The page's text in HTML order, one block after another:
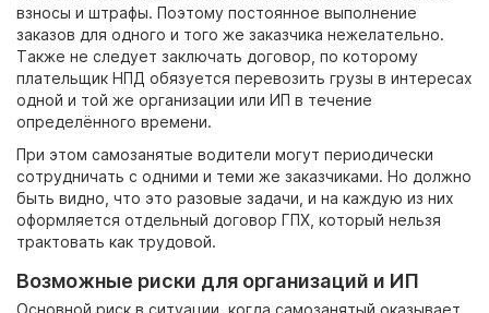
взносы и штрафы. Поэтому постоянное выполнение
заказов для одного и того же заказчика нежелательно.
Также не следует заключать договор, по которому
плательщик НПД обязуется перевозить грузы в интересах
одной и той же организации или ИП в течение
определённого времени.
При этом самозанятые водители могут периодически
сотрудничать с одними и теми же заказчиками. Но должно
быть видно, что это разовые задачи, и на каждую из них
оформляется отдельный договор ГПХ, который нельзя
трактовать как трудовой.
Возможные риски для организаций и ИП
Основной риск в ситуации, когда самозанятый оказывает